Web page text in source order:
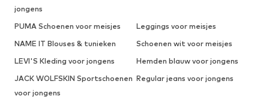
jongens
PUMA Schoenen voor meisjes
Leggings voor meisjes
NAME IT Blouses & tunieken
Schoenen wit voor meisjes
LEVI'S Kleding voor jongens
Hemden blauw voor jongens
JACK WOLFSKIN Sportschoenen
voor jongens
Regular jeans voor jongens